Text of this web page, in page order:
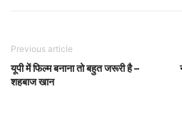
Previous article
यूपी में फिल्म बनाना तो बहुत जरूरी है –
शहबाज खान